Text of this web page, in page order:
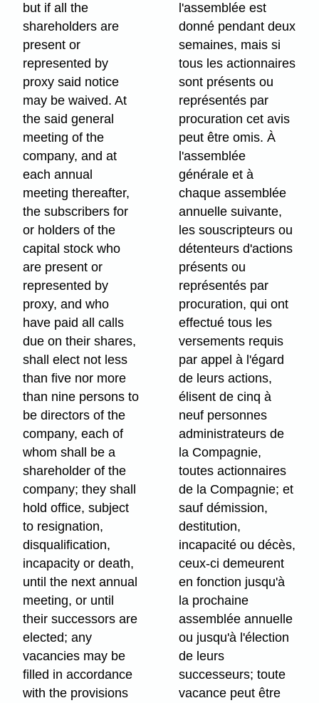
but if all the
shareholders are
present or
represented by
proxy said notice
may be waived. At
the said general
meeting of the
company, and at
each annual
meeting thereafter,
the subscribers for
or holders of the
capital stock who
are present or
represented by
proxy, and who
have paid all calls
due on their shares,
shall elect not less
than five nor more
than nine persons to
be directors of the
company, each of
whom shall be a
shareholder of the
company; they shall
hold office, subject
to resignation,
disqualification,
incapacity or death,
until the next annual
meeting, or until
their successors are
elected; any
vacancies may be
filled in accordance
with the provisions
l'assemblée est
donné pendant deux
semaines, mais si
tous les actionnaires
sont présents ou
représentés par
procuration cet avis
peut être omis. À
l'assemblée
générale et à
chaque assemblée
annuelle suivante,
les souscripteurs ou
détenteurs d'actions
présents ou
représentés par
procuration, qui ont
effectué tous les
versements requis
par appel à l'égard
de leurs actions,
élisent de cinq à
neuf personnes
administrateurs de
la Compagnie,
toutes actionnaires
de la Compagnie; et
sauf démission,
destitution,
incapacité ou décès,
ceux-ci demeurent
en fonction jusqu'à
la prochaine
assemblée annuelle
ou jusqu'à l'élection
de leurs
successeurs; toute
vacance peut être